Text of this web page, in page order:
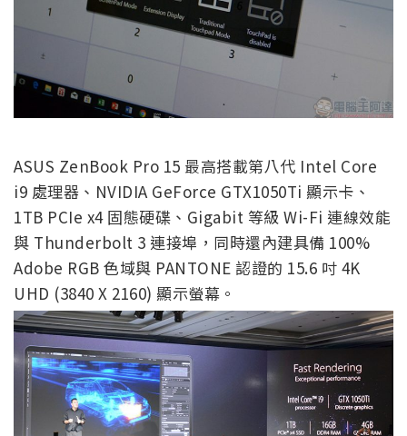
ASUS ZenBook Pro 15 最高搭載第八代 Intel Core
i9 處理器、NVIDIA GeForce GTX1050Ti 顯示卡、
1TB PCIe x4 固態硬碟、Gigabit 等級 Wi-Fi 連線效能
與 Thunderbolt 3 連接埠，同時還內建具備 100%
Adobe RGB 色域與 PANTONE 認證的 15.6 吋 4K
UHD (3840 X 2160) 顯示螢幕。